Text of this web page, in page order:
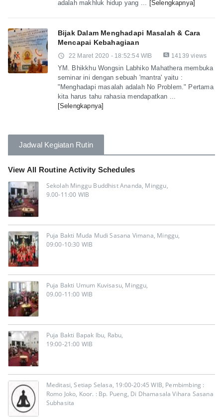
adalah makhluk hidup yang ... [Selengkapnya]
Bijak Dalam Menghadapi Masalah & Cara
Mencapai Kebahagiaan
access_time 22 Maret 2020 - 18:52:54 WIB pageview 14139 views
YM. Bhikkhu Wongsin Labhiko Mahathera membuka
seminar ini dengan sebuah 'mantra' yaitu :
"Menghadapi masalah adalah No Problem." Pertama
kita harus tahu rahasia mendapatkan ...
[Selengkapnya]
Jadwal Kegiatan Rutin
View All Routine Activity Schedules
Sekolah Minggu Buddhist Ananda, Minggu,
9.00-11:00 WIB
Puja Bakti Muda Mudi Sasana Vimana, Minggu,
09:00-10:30 WIB
Puja Bakti Umum Kuvisasu, Minggu,
09.00-11:00 WIB
Puja Bakti Bapak Ibu, Rabu,
19:00-21:00 WIB
Meditasi, Setiap Selasa, 19:00-20:45 WIB, Pembimbing :
Romo Joko, Koor. : Bp. Pueng, Di Dhamasala Vihara Sasana
Subhasita